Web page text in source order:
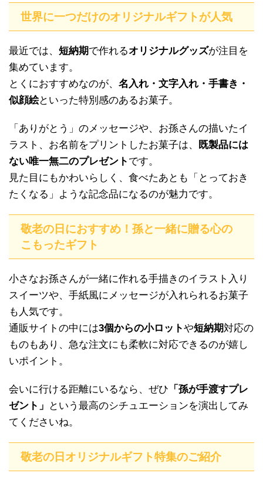
世界に一つだけのオリジナルギフトが人気
最近では、 短納期で作れるオリジナルグッズが注目を
集めています。
とくにおすすめなのが、 名入れ・文字入れ・手書き・
似顔絵といった特別感のあるお菓子。
「ありがとう」のメッセージや、お孫さんの描いたイ
ラスト、お名前をプリントしたお菓子は、
既製品には
ない唯一無二のプレゼント です。
見た目にもかわいらしく、食べたあとも「とっておき
たくなる」ような記念品になるのが魅力です。
敬老の日におすすめ！孫と一緒に贈る心の
こもったギフト
小さなお孫さんが一緒に作れる手描きのイラスト入り
スイーツや、手紙風にメッセージが入れられるお菓子
も人気です。
通販サイトの中には3個からの小ロットや短納期対応の
ものもあり、急な注文にも柔軟に対応できるのが嬉し
いポイント。
会いに行ける距離にいるなら、ぜひ 「孫が手渡すプレ
ゼント」
という最高のシチュエーションを演出してみ
てくださいね。
敬老の日オリジナルギフト特集のご紹介